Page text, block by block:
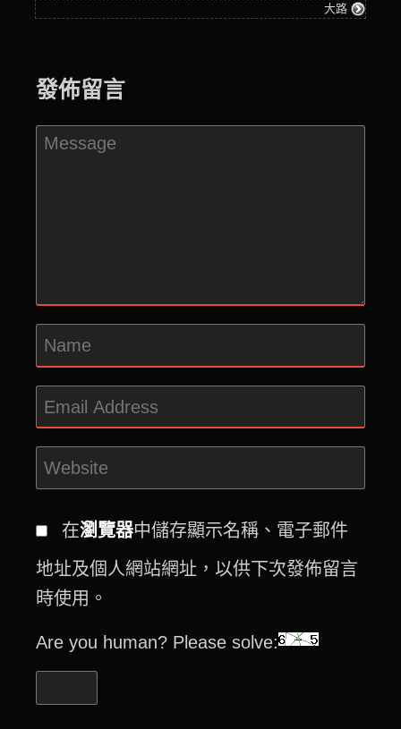
in
大路
發佈留言
在瀏覽器中儲存顯示名稱、電子郵件
地址及個人網站網址，以供下次發佈留言
時使用。
Are you human? Please solve: